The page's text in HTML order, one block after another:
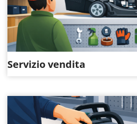
Servizio vendita